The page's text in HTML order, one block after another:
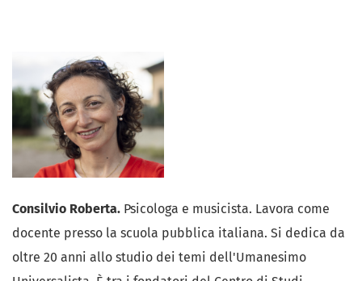
Consilvio Roberta. Psicologa e musicista. Lavora come
docente presso la scuola pubblica italiana. Si dedica da
oltre 20 anni allo studio dei temi dell'Umanesimo